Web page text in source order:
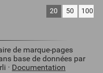
20 50 100
de marque-pages
base de données par
· Documentation